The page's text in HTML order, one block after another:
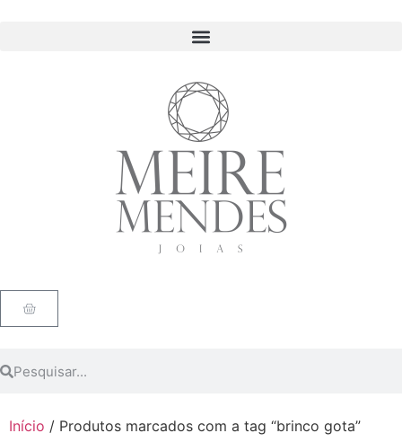
Início / Produtos marcados com a tag “brinco gota”